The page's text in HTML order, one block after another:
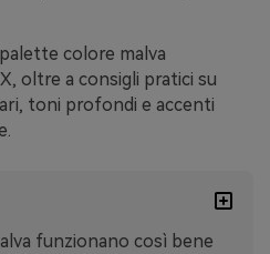
colore malva
oltre a consigli pratici su
toni profondi e accenti
funzionano così bene